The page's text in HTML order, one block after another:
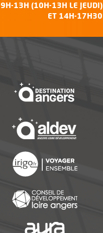
9H-13H (10H-13H LE JEUDI)
ET 14H-17H30